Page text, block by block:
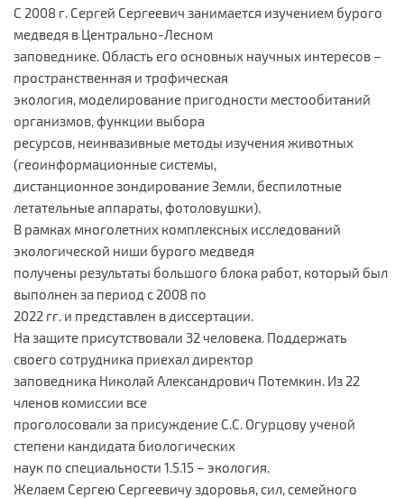
С 2008 г. Сергей Сергеевич занимается изучением бурого
медведя в Центрально-Лесном
заповеднике. Область его основных научных интересов –
пространственная и трофическая
экология, моделирование пригодности местообитаний
организмов, функции выбора
ресурсов, неинвазивные методы изучения животных
(геоинформационные системы,
дистанционное зондирование Земли, беспилотные
летательные аппараты, фотоловушки).
В рамках многолетних комплексных исследований
экологической ниши бурого медведя
получены результаты большого блока работ, который был
выполнен за период с 2008 по
2022 гг. и представлен в диссертации.
На защите присутствовали 32 человека. Поддержать
своего сотрудника приехал директор
заповедника Николай Александрович Потемкин. Из 22
членов комиссии все
проголосовали за присуждение С.С. Огурцову ученой
степени кандидата биологических
наук по специальности 1.5.15 – экология.
Желаем Сергею Сергеевичу здоровья, сил, семейного